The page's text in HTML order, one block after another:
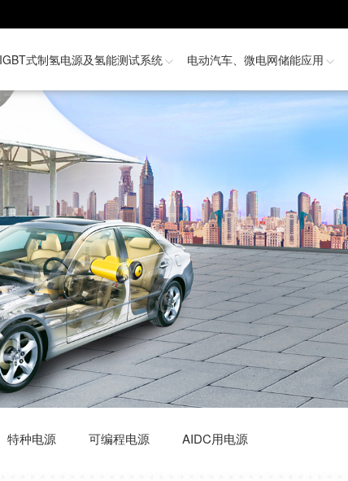
IGBT式制氢电源及氢能测试系统 电动汽车、微电网储能应用
特种电源 可编程电源 AIDC用电源